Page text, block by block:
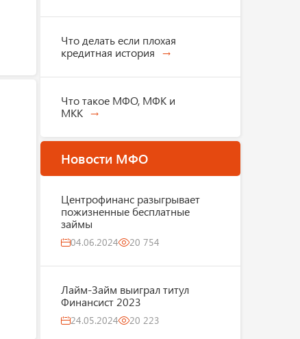
Что делать если плохая
кредитная история
Что такое МФО, МФК и
МКК
Новости МФО
Центрофинанс разыгрывает
пожизненные бесплатные
займы
04.06.2024 20 754
Лайм-Займ выиграл титул
Финансист 2023
24.05.2024 20 223